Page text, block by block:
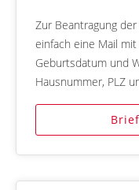
Zur Beantragung
einfach eine Mail mit
Geburtsdatum und
Hausnummer, PLZ